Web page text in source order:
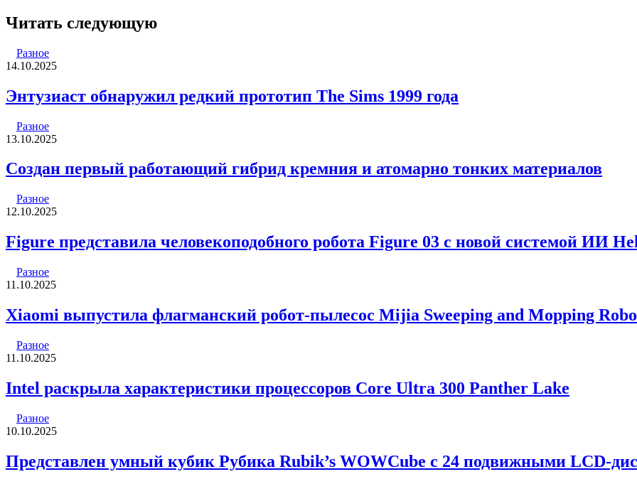
Читать следующую
Разное
14.10.2025
Энтузиаст обнаружил редкий прототип The Sims 1999 года
Разное
13.10.2025
Создан первый работающий гибрид кремния и атомарно тонких материалов
Разное
12.10.2025
Figure представила человекоподобного робота Figure 03 с новой системой ИИ
Разное
11.10.2025
Xiaomi выпустила флагманский робот-пылесос Mijia Sweeping and Mopping
Разное
11.10.2025
Intel раскрыла характеристики процессоров Core Ultra 300 Panther Lake
Разное
10.10.2025
Представлен умный кубик Рубика Rubik’s WOWCube с 24 подвижными LCD-